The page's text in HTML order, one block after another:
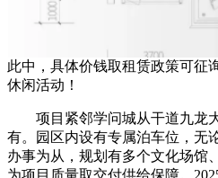
此中，具体价钱取租赁政策可征
休闲活动！
项目紧邻学问城从干道九龙
有。园区内设有专属泊车位，无
办事为从，规划有多个文化场馆